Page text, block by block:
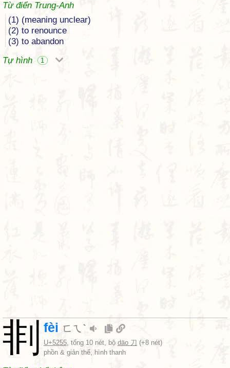
Từ điển Trung-Anh
(1) (meaning unclear)
(2) to renounce
(3) to abandon
Tự hình
1
剕 fèi ㄈㄟˋ
U+5255, tổng 10 nét, bộ dāo 刀 (+8 nét)
phồn & giản thể, hình thanh